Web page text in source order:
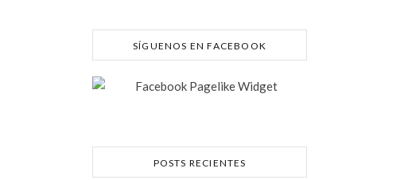
SÍGUENOS EN FACEBOOK
POSTS RECIENTES